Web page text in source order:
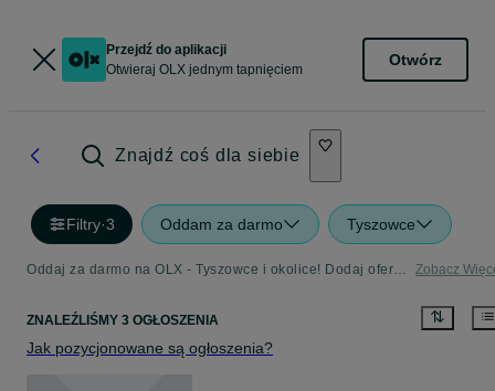
Przejdź do aplikacji
Otwieraj OLX jednym tapnięciem
Otwórz
Znajdź coś dla siebie
Filtry·3 Oddam za darmo Tyszowce
Oddaj za darmo na OLX - Tyszowce i okolice! Dodaj ofertę w kategorii Oddam za Darmo Zobacz
ZNALEŹLIŚMY 3 OGŁOSZENIA
Jak pozycjonowane są ogłoszenia?